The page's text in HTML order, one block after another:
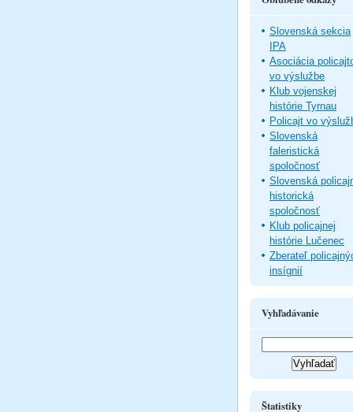
Slovenská sekcia
IPA
Asociácia
vo výslužbe
Klub vojenskej
histórie Tyrnau
Policajt vo
Slovenská
faleristická
spoločnosť
Slovenská
historická
spoločnosť
Klub policajnej
histórie Lučenec
Zberateľ
insígnií
Vyhľadávanie
Štatistiky